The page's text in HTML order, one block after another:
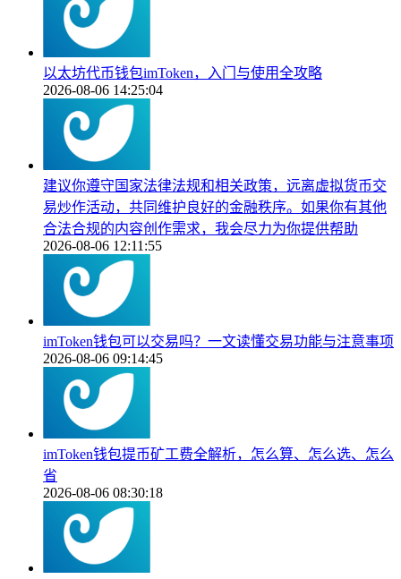
以太坊代币钱包imToken，入门与使用全攻略
2026-08-06 14:25:04
建议你遵守国家法律法规和相关政策，远离虚拟货币交
易炒作活动，共同维护良好的金融秩序。如果你有其他
合法合规的内容创作需求，我会尽力为你提供帮助
2026-08-06 12:11:55
imToken钱包可以交易吗？一文读懂交易功能与注意事项
2026-08-06 09:14:45
imToken钱包提币矿工费全解析，怎么算、怎么选、怎么
省
2026-08-06 08:30:18